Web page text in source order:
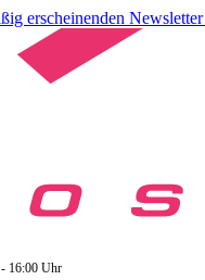
erscheinenden
16:00 Uhr